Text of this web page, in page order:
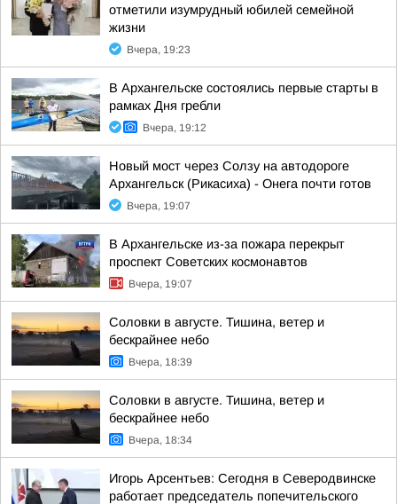
отметили изумрудный юбилей семейной
жизни
Вчера, 19:23
В Архангельске состоялись первые старты в
рамках Дня гребли
Вчера, 19:12
Новый мост через Солзу на автодороге
Архангельск (Рикасиха) - Онега почти готов
Вчера, 19:07
В Архангельске из-за пожара перекрыт
проспект Советских космонавтов
Вчера, 19:07
Соловки в августе. Тишина, ветер и
бескрайнее небо
Вчера, 18:39
Соловки в августе. Тишина, ветер и
бескрайнее небо
Вчера, 18:34
Игорь Арсентьев: Сегодня в Северодвинске
работает председатель попечительского